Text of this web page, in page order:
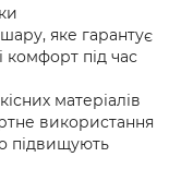
яке гарантує
комфорт під час
матеріалів
використання
підвищують